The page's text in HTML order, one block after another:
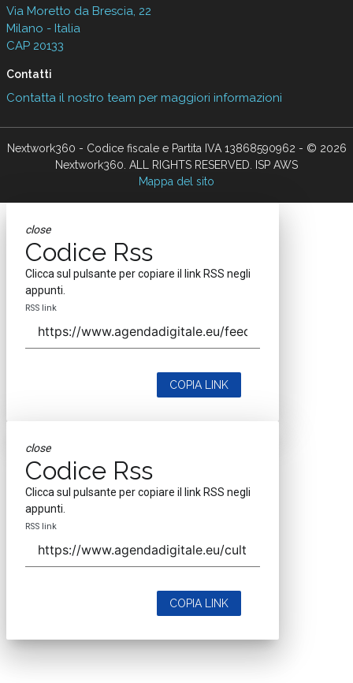
Via Moretto da Brescia, 22
Milano - Italia
CAP 20133
Contatti
Contatta il nostro team per maggiori informazioni
Nextwork360 - Codice fiscale e Partita IVA 13868590962 - © 2026
Nextwork360. ALL RIGHTS RESERVED. ISP AWS
Mappa del sito
close
Codice Rss
Clicca sul pulsante per copiare il link RSS negli
appunti.
RSS link
COPIA LINK
close
Codice Rss
Clicca sul pulsante per copiare il link RSS negli
appunti.
RSS link
COPIA LINK